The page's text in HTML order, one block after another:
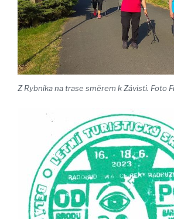
Z Rybníka na trase směrem k Závisti. Foto